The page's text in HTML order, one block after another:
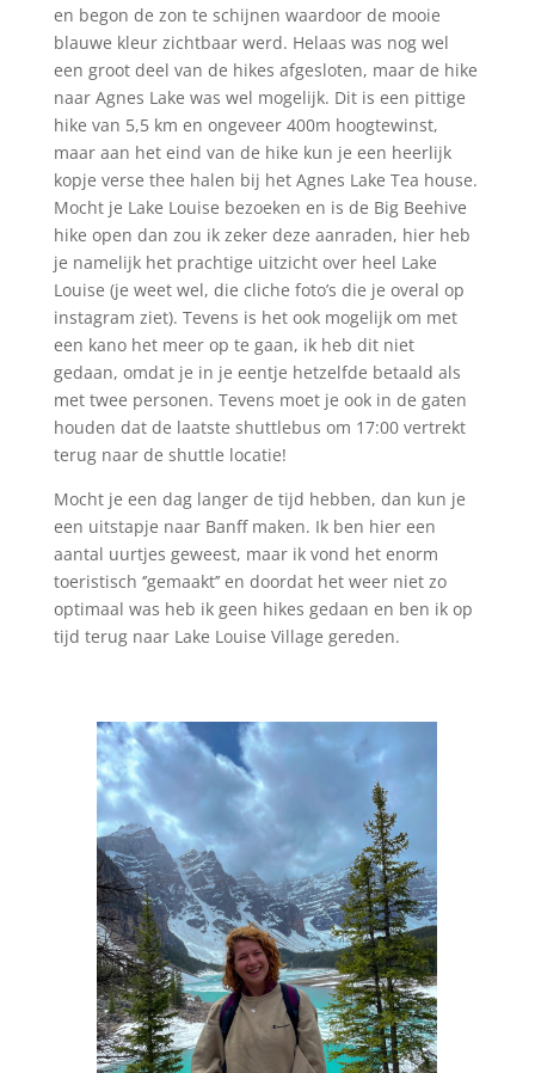
en begon de zon te schijnen waardoor de mooie
blauwe kleur zichtbaar werd. Helaas was nog wel
een groot deel van de hikes afgesloten, maar de hike
naar Agnes Lake was wel mogelijk. Dit is een pittige
hike van 5,5 km en ongeveer 400m hoogtewinst,
maar aan het eind van de hike kun je een heerlijk
kopje verse thee halen bij het Agnes Lake Tea house.
Mocht je Lake Louise bezoeken en is de Big Beehive
hike open dan zou ik zeker deze aanraden, hier heb
je namelijk het prachtige uitzicht over heel Lake
Louise (je weet wel, die cliche foto’s die je overal op
instagram ziet). Tevens is het ook mogelijk om met
een kano het meer op te gaan, ik heb dit niet
gedaan, omdat je in je eentje hetzelfde betaald als
met twee personen. Tevens moet je ook in de gaten
houden dat de laatste shuttlebus om 17:00 vertrekt
terug naar de shuttle locatie!
Mocht je een dag langer de tijd hebben, dan kun je
een uitstapje naar Banff maken. Ik ben hier een
aantal uurtjes geweest, maar ik vond het enorm
toeristisch ‘’gemaakt’’ en doordat het weer niet zo
optimaal was heb ik geen hikes gedaan en ben ik op
tijd terug naar Lake Louise Village gereden.